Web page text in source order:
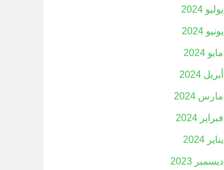
يوليو 2024
يونيو 2024
مايو 2024
أبريل 2024
مارس 2024
فبراير 2024
يناير 2024
ديسمبر 2023